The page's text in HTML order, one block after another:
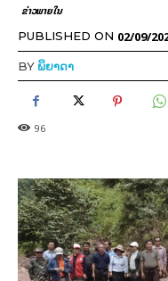
ຂ່າວພາຍ​ໃນ
PUBLISHED ON 02/09/
BYພິຍາດາ
96